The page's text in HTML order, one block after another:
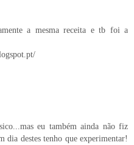
a mesma receita e tb foi a
eu também ainda não fiz
dia destes tenho que experimentar!